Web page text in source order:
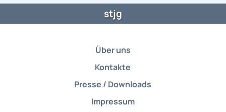
stjg
Über uns
Kontakte
Presse / Downloads
Impressum